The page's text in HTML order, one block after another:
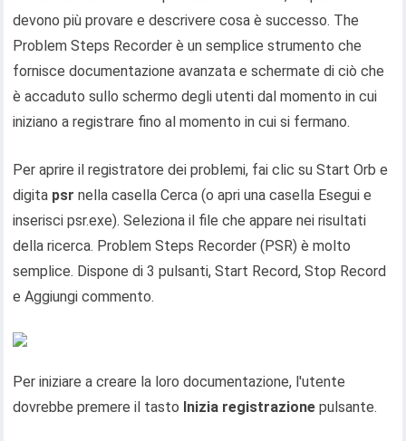
devono più provare e descrivere cosa è successo. The
Problem Steps Recorder è un semplice strumento che
fornisce documentazione avanzata e schermate di ciò che
è accaduto sullo schermo degli utenti dal momento in cui
iniziano a registrare fino al momento in cui si fermano.
Per aprire il registratore dei problemi, fai clic su Start Orb e
digita psr nella casella Cerca (o apri una casella Esegui e
inserisci psr.exe). Seleziona il file che appare nei risultati
della ricerca. Problem Steps Recorder (PSR) è molto
semplice. Dispone di 3 pulsanti, Start Record, Stop Record
e Aggiungi commento.
Per iniziare a creare la loro documentazione, l'utente
dovrebbe premere il tasto Inizia registrazione pulsante.